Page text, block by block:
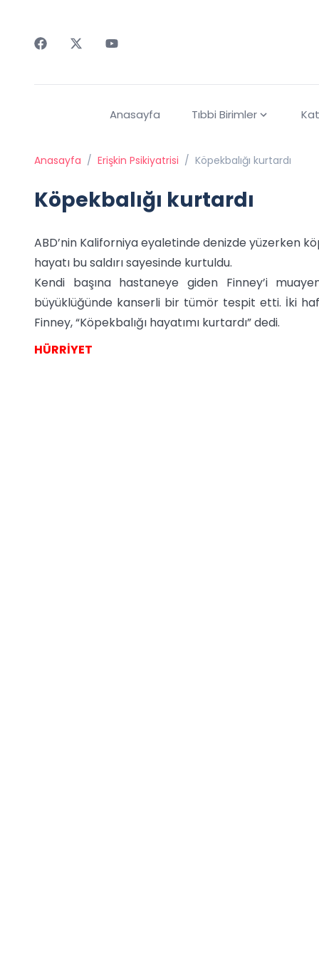
Anasayfa Tıbbi Birimler
Anasayfa / Erişkin Psikiyatrisi / Köpekbalığı kurtardı
Köpekbalığı kurtardı
ABD’nin Kaliforniya eyaletinde denizde yüzerken
hayatı bu saldırı sayesinde kurtuldu.
Kendi başına hastaneye giden Finney’i
büyüklüğünde kanserli bir tümör tespit etti. İki
Finney, “Köpekbalığı hayatımı kurtardı” dedi.
HÜRRİYET